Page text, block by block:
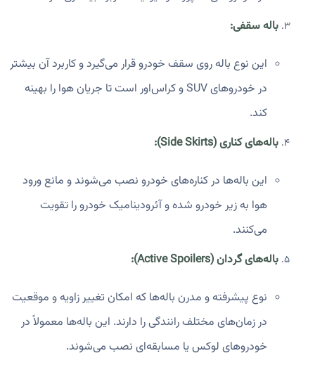
باله سقفی:
این نوع باله روی سقف خودرو قرار می‌گیرد و کاربرد آن بیشتر
در خودروهای SUV و کراس‌اور است تا جریان هوا را بهینه
کند.
باله‌های کناری (Side Skirts):
این باله‌ها در کناره‌های خودرو نصب می‌شوند و مانع ورود
هوا به زیر خودرو شده و آئرودینامیک خودرو را تقویت
می‌کنند.
باله‌های گردان (Active Spoilers):
نوع پیشرفته و مدرن باله‌ها که امکان تغییر زاویه و موقعیت
در زمان‌های مختلف رانندگی را دارند. این باله‌ها معمولاً در
خودروهای لوکس یا مسابقه‌ای نصب می‌شوند.